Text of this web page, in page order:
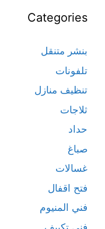
Categories
بنشر متنقل
تلفونات
تنظيف منازل
ثلاجات
حداد
صباغ
غسالات
فتح اقفال
فني المنيوم